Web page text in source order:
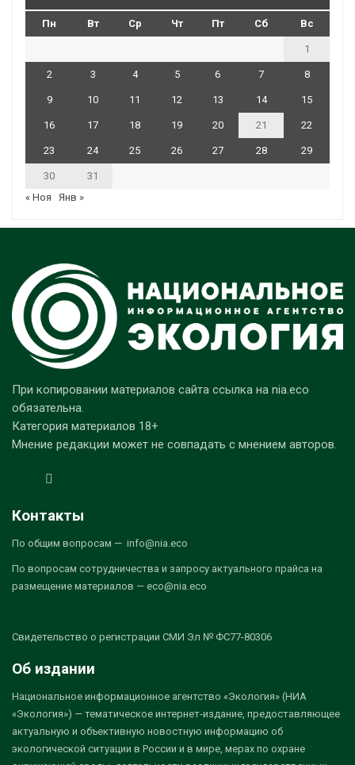
Пн Вт Ср Чт Пт Сб Вс
1
2 3 4 5 6 7 8
9 10 11 12 13 14 15
16 17 18 19 20 21 22
23 24 25 26 27 28 29
30
31
« Ноя
Янв »
При копировании материалов сайта ссылка на nia.eco
обязательна.
Категория материалов 18+
Мнение редакции может не совпадать с мнением авторов.
Контакты
По общим вопросам — info@nia.eco
По вопросам сотрудничества и запросу актуального прайса на
размещение материалов — eco@nia.eco
Свидетельство о регистрации СМИ Эл № ФС77-80306
Об издании
Национальное информационное агентство «Экология» (НИА
«Экология») — тематическое интернет-издание, предоставляющее
актуальную и объективную новостную информацию об
экологической ситуации в России и в мире, мерах по охране